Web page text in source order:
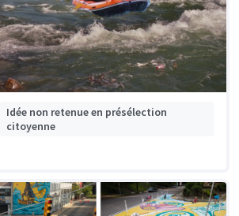
Idée non retenue en présélection
citoyenne